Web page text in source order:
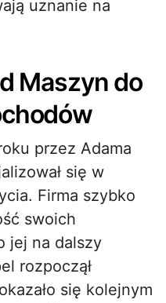
uznanie na
Maszyn do
przez Adama
się w
Firma szybko
swoich
jej na dalszy
rozpoczął
się kolejnym